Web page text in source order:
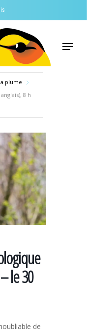
Menu
plume
8 h
le 30
de
Menu